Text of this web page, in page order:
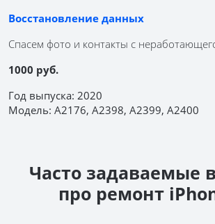
Восстановление данных
Спасем фото и контакты с
1000 руб.
Год выпуска: 2020
Модель: A2176, A2398, A2399, A2400
Часто задаваемые
про ремонт